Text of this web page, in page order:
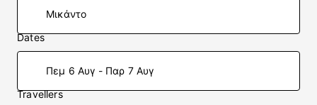
Dates
Πεμ 6 Αυγ - Παρ 7 Αυγ
Travellers